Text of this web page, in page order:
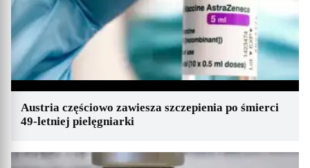
Austria częściowo zawiesza szczepienia po śmierci
49-letniej pielęgniarki